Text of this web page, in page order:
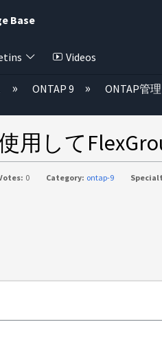
Base
Videos
開/折りたたむ
ONTAP 9 ONTAP管理
用して
0 Category: ontap-9